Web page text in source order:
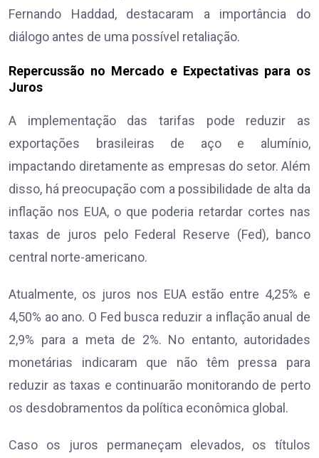
Fernando Haddad, destacaram a importância do
diálogo antes de uma possível retaliação.
Repercussão no Mercado e Expectativas para os
Juros
A implementação das tarifas pode reduzir as
exportações brasileiras de aço e alumínio,
impactando diretamente as empresas do setor. Além
disso, há preocupação com a possibilidade de alta da
inflação nos EUA, o que poderia retardar cortes nas
taxas de juros pelo Federal Reserve (Fed), banco
central norte-americano.
Atualmente, os juros nos EUA estão entre 4,25% e
4,50% ao ano. O Fed busca reduzir a inflação anual de
2,9% para a meta de 2%. No entanto, autoridades
monetárias indicaram que não têm pressa para
reduzir as taxas e continuarão monitorando de perto
os desdobramentos da política econômica global.
Caso os juros permaneçam elevados, os títulos